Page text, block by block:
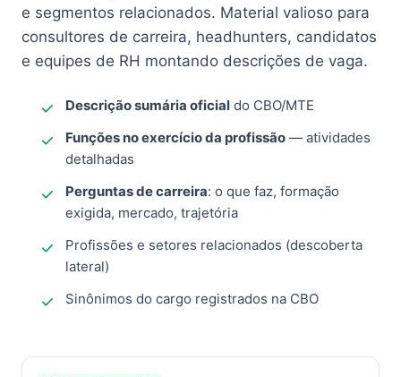
e segmentos relacionados. Material valioso para
consultores de carreira, headhunters, candidatos
e equipes de RH montando descrições de vaga.
Descrição sumária oficial do CBO/MTE
Funções no exercício da profissão — atividades
detalhadas
Perguntas de carreira: o que faz, formação
exigida, mercado, trajetória
Profissões e setores relacionados (descoberta
lateral)
Sinônimos do cargo registrados na CBO